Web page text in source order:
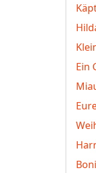
Ein